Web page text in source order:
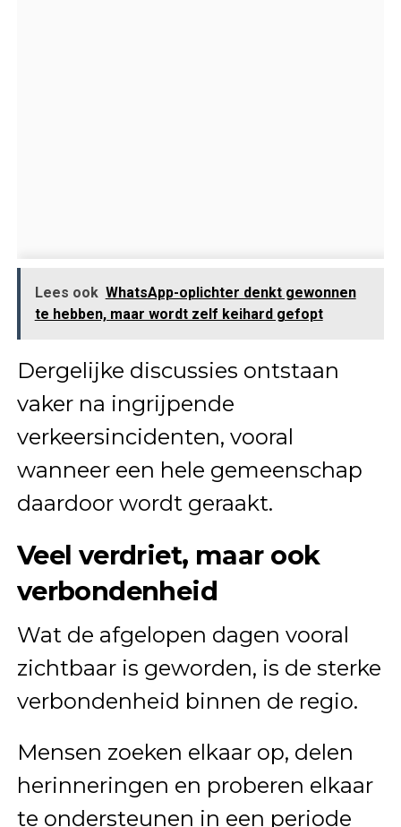
Lees ook WhatsApp-oplichter denkt gewonnen
te hebben, maar wordt zelf keihard gefopt
Dergelijke discussies ontstaan
vaker na ingrijpende
verkeersincidenten, vooral
wanneer een hele gemeenschap
daardoor wordt geraakt.
Veel verdriet, maar ook
verbondenheid
Wat de afgelopen dagen vooral
zichtbaar is geworden, is de sterke
verbondenheid binnen de regio.
Mensen zoeken elkaar op, delen
herinneringen en proberen elkaar
te ondersteunen in een periode